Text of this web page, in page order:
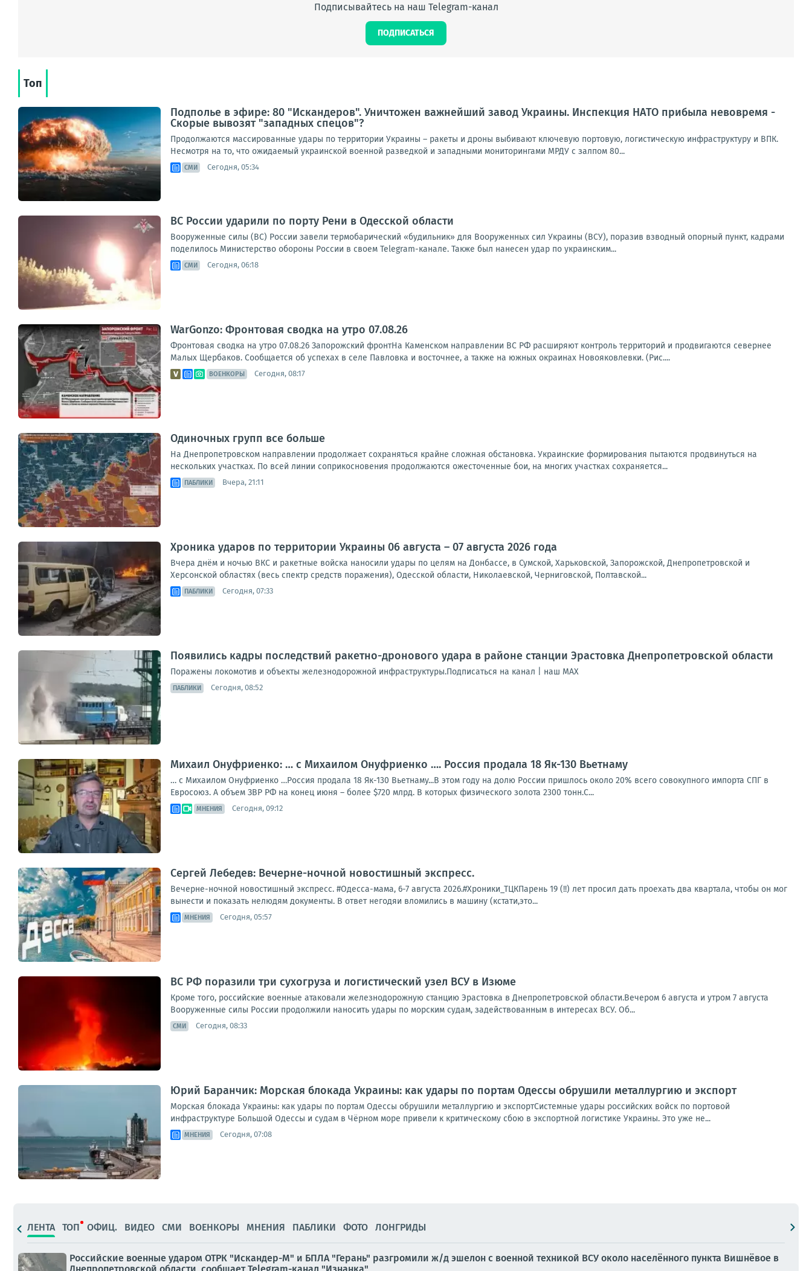
Подписывайтесь на наш Telegram-канал
ПОДПИСАТЬСЯ
Топ
Подполье в эфире: 80 "Искандеров". Уничтожен важнейший завод Украины. Инспекция НАТО прибыла невовремя -
Скорые вывозят "западных спецов"?
Продолжаются массированные удары по территории Украины – ракеты и дроны выбивают ключевую портовую, логистическую инфраструктуру и ВПК.
Несмотря на то, что ожидаемый украинской военной разведкой и западными мониторингами МРДУ с залпом 80...
СМИ Сегодня, 05:34
ВС России ударили по порту Рени в Одесской области
Вооруженные силы (ВС) России завели термобарический «будильник» для Вооруженных сил Украины (ВСУ), поразив взводный опорный пункт, кадрами
поделилось Министерство обороны России в своем Telegram-канале. Также был нанесен удар по украинским...
СМИ Сегодня, 06:18
WarGonzo: Фронтовая сводка на утро 07.08.26
Фронтовая сводка на утро 07.08.26 Запорожский фронтНа Каменском направлении ВС РФ расширяют контроль территорий и продвигаются севернее
Малых Щербаков. Сообщается об успехах в селе Павловка и восточнее, а также на южных окраинах Новояковлевки. (Рис....
ВОЕНКОРЫ Сегодня, 08:17
Одиночных групп все больше
На Днепропетровском направлении продолжает сохраняться крайне сложная обстановка. Украинские формирования пытаются продвинуться на
нескольких участках. По всей линии соприкосновения продолжаются ожесточенные бои, на многих участках сохраняется...
ПАБЛИКИ Вчера, 21:11
Хроника ударов по территории Украины 06 августа – 07 августа 2026 года
Вчера днём и ночью ВКС и ракетные войска наносили удары по целям на Донбассе, в Сумской, Харьковской, Запорожской, Днепропетровской и
Херсонской областях (весь спектр средств поражения), Одесской области, Николаевской, Черниговской, Полтавской...
ПАБЛИКИ Сегодня, 07:33
Появились кадры последствий ракетно-дронового удара в районе станции Эрастовка Днепропетровской области
Поражены локомотив и объекты железнодорожной инфраструктуры.Подписаться на канал | наш МАХ
ПАБЛИКИ Сегодня, 08:52
Михаил Онуфриенко: … с Михаилом Онуфриенко …. Россия продала 18 Як-130 Вьетнаму
… с Михаилом Онуфриенко …Россия продала 18 Як-130 Вьетнаму...В этом году на долю России пришлось около 20% всего совокупного импорта СПГ в
Евросоюз. А объем ЗВР РФ на конец июня – более $720 млрд. В которых физического золота 2300 тонн.С...
МНЕНИЯ Сегодня, 09:12
Сергей Лебедев: Вечерне-ночной новостишный экспресс.
Вечерне-ночной новостишный экспресс. #Одесса-мама, 6-7 августа 2026.#Хроники_ТЦКПарень 19 (!!) лет просил дать проехать два квартала, чтобы он мог
вынести и показать нелюдям документы. В ответ негодяи вломились в машину (кстати,это...
МНЕНИЯ Сегодня, 05:57
ВС РФ поразили три сухогруза и логистический узел ВСУ в Изюме
Кроме того, российские военные атаковали железнодорожную станцию Эрастовка в Днепропетровской области.Вечером 6 августа и утром 7 августа
Вооруженные силы России продолжили наносить удары по морским судам, задействованным в интересах ВСУ. Об...
СМИ Сегодня, 08:33
Юрий Баранчик: Морская блокада Украины: как удары по портам Одессы обрушили металлургию и экспорт
Морская блокада Украины: как удары по портам Одессы обрушили металлургию и экспортСистемные удары российских войск по портовой
инфраструктуре Большой Одессы и судам в Чёрном море привели к критическому сбою в экспортной логистике Украины. Это уже не...
МНЕНИЯ Сегодня, 07:08
ЛЕНТА ТОП ОФИЦ. ВИДЕО СМИ ВОЕНКОРЫ МНЕНИЯ ПАБЛИКИ ФОТО ЛОНГРИДЫ
Российские военные ударом ОТРК "Искандер-М" и БПЛА "Герань" разгромили ж/д эшелон с военной техникой ВСУ около населённого пункта Вишнёвое в